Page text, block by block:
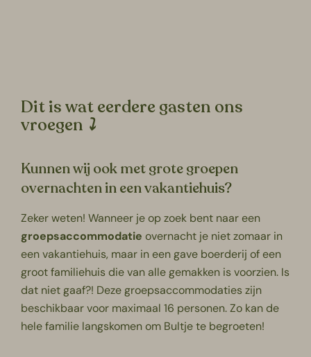
Dit is wat eerdere gasten ons
vroegen ⤵
Kunnen wij ook met grote groepen
overnachten in een vakantiehuis?
Zeker weten! Wanneer je op zoek bent naar een
groepsaccommodatie overnacht je niet zomaar in
een vakantiehuis, maar in een gave boerderij of een
groot familiehuis die van alle gemakken is voorzien. Is
dat niet gaaf?! Deze groepsaccommodaties zijn
beschikbaar voor maximaal 16 personen. Zo kan de
hele familie langskomen om Bultje te begroeten!